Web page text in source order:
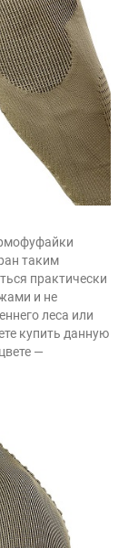
таким
практически
и не
леса или
купить данную
—